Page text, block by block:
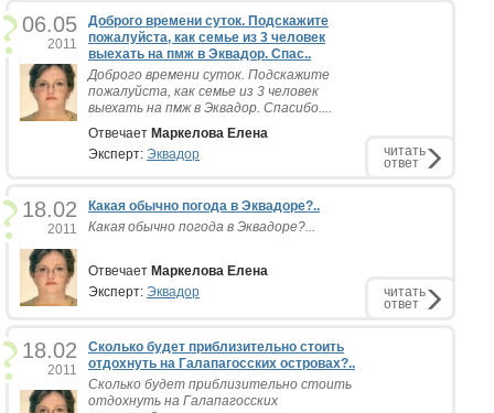
06.05
2011
Доброго времени суток. Подскажите
пожалуйста, как семье из 3 человек
выехать на пмж в Эквадор. Спас..
Доброго времени суток. Подскажите
пожалуйста, как семье из 3 человек
выехать на пмж в Эквадор. Спасибо....
Отвечает Маркелова Елена
Эксперт: Эквадор читать
ответ
18.02
2011
Какая обычно погода в Эквадоре?..
Какая обычно погода в Эквадоре?...
Отвечает Маркелова Елена
Эксперт: Эквадор читать
ответ
18.02
2011
Сколько будет приблизительно стоить
отдохнуть на Галапагосских островах?..
Сколько будет приблизительно стоить
отдохнуть на Галапагосских